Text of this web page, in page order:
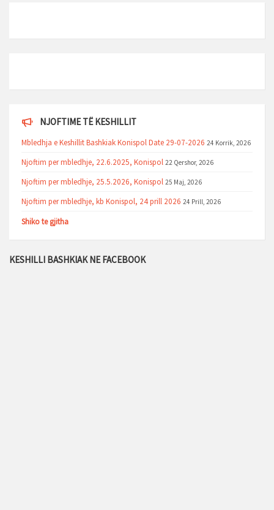
NJOFTIME TË KESHILLIT
Mbledhja e Keshillit Bashkiak Konispol Date 29-07-2026 24 Korrik, 2026
Njoftim per mbledhje, 22.6.2025, Konispol 22 Qershor, 2026
Njoftim per mbledhje, 25.5.2026, Konispol 25 Maj, 2026
Njoftim per mbledhje, kb Konispol, 24 prill 2026 24 Prill, 2026
Shiko te gjitha
KESHILLI BASHKIAK NE FACEBOOK